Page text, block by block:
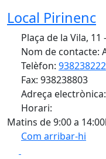
Local Pirinenc
Plaça de la Vila,
Nom de contacte:
Telèfon: 938238222
Fax: 938238803
Adreça electrònica:
Horari:
Matins de 9:00 a
Com arribar-hi